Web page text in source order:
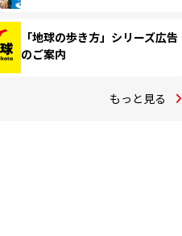
「地球の歩き方」シリーズ広告
のご案内
もっと見る